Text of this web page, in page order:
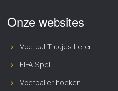
Onze websites
Voetbal Trucjes Leren
FIFA Spel
Voetballer boeken